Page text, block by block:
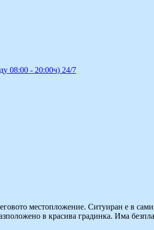
08:00 - 20:00ч) 24/7
местопложение. Ситуиран е в
в красива градинка. Има